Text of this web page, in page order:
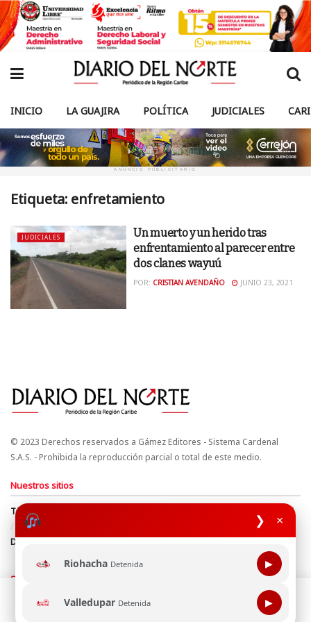
❯ ×
Riohacha Detenida ▶
Valledupar Detenida ▶
INICIO LA GUAJIRA POLÍTICA JUDICIALES
ANUNCIO PUBLICITARIO
Etiqueta: enfretamiento
JUDICIALES
Un muerto y un herido tras
enfrentamiento al parecer entre
dos clanes wayuú
POR: CRISTIAN AVENDAÑO JUNIO 23, 2021
© 2023 Derechos reservados a Gámez Editores - Sistema Cardenal
S.A.S. - Prohibida la reproducción parcial o total de este medio.
Nuestros sitios
Términos y Condiciones
Derechos de Autor y Propiedad Intelectual
Política de uso de cookies
Política de Tratamiento de Datos
Directrices Editoriales
Síguenos
Esta página web usa cookie para mejorar tu experiencia de
navegación, al continuar aceptas nuestra política de uso de